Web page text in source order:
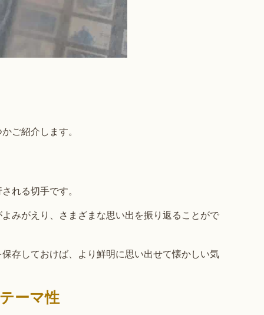
ご紹介します。
れる切手です。
みがえり、さまざまな思い出を振り返ることがで
存しておけば、より鮮明に思い出せて懐かしい気
ーマ性